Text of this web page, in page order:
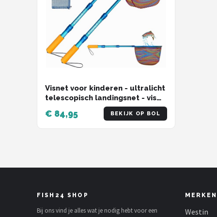
Visnet voor kinderen - ultralicht
telescopisch landingsnet - vis
vangen - strand vijver
geschenken - jongens meisjes
€ 84,95 BEKIJK OP BOL
FISH24 SHOP
Bij ons vind je alles wat je nodig hebt voor een
MERKEN
Westin